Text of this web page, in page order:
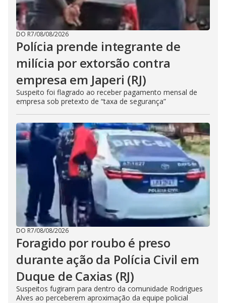
DO R7/08/08/2026
Polícia prende integrante de
milícia por extorsão contra
empresa em Japeri (RJ)
Suspeito foi flagrado ao receber pagamento mensal de
empresa sob pretexto de “taxa de segurança”
DO R7/08/08/2026
Foragido por roubo é preso
durante ação da Polícia Civil em
Duque de Caxias (RJ)
Suspeitos fugiram para dentro da comunidade Rodrigues
Alves ao perceberem aproximação da equipe policial